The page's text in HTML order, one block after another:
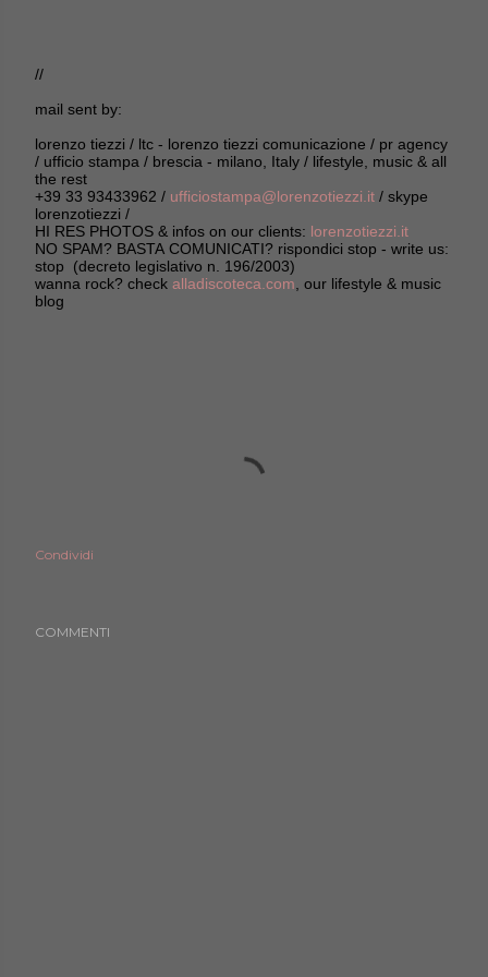
//
mail sent by:
lorenzo tiezzi / ltc - lorenzo tiezzi comunicazione / pr agency
/ ufficio stampa / brescia - milano, Italy / lifestyle, music & all
the rest
+39 33 93433962 / ufficiostampa@lorenzotiezzi.it / skype
lorenzotiezzi /
HI RES PHOTOS & infos on our clients: lorenzotiezzi.it
NO SPAM? BASTA COMUNICATI? rispondici stop - write us:
stop (decreto legislativo n. 196/2003)
wanna rock? check alladiscoteca.com , our lifestyle & music
blog
Condividi
COMMENTI